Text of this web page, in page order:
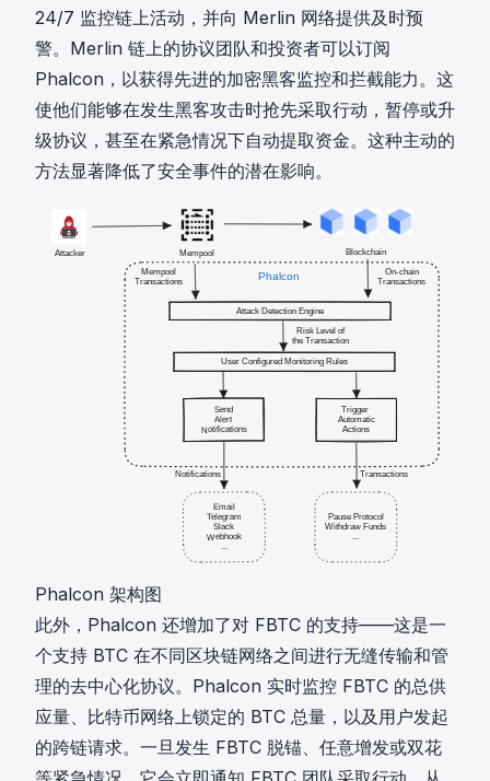
24/7 监控链上活动，并向 Merlin 网络提供及时预
警。Merlin 链上的协议团队和投资者可以订阅
Phalcon，以获得先进的加密黑客监控和拦截能力。这
使他们能够在发生黑客攻击时抢先采取行动，暂停或升
级协议，甚至在紧急情况下自动提取资金。这种主动的
方法显著降低了安全事件的潜在影响。
Phalcon 架构图
此外，Phalcon 还增加了对 FBTC 的支持——这是一
个支持 BTC 在不同区块链网络之间进行无缝传输和管
理的去中心化协议。Phalcon 实时监控 FBTC 的总供
应量、比特币网络上锁定的 BTC 总量，以及用户发起
的跨链请求。一旦发生 FBTC 脱锚、任意增发或双花